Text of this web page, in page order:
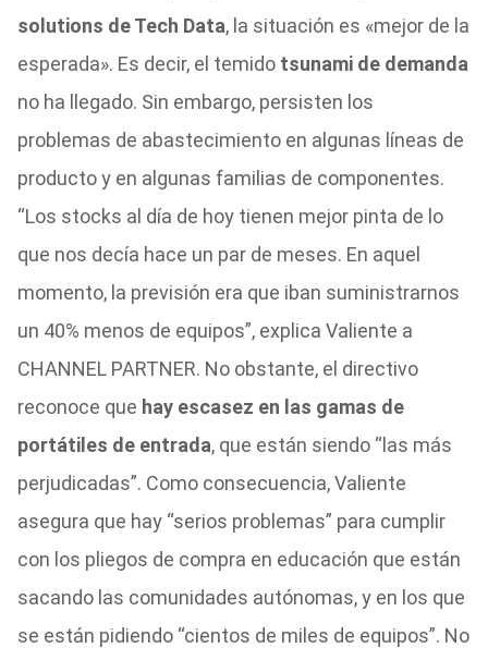
solutions de Tech Data, la situación es «mejor de la
esperada». Es decir, el temido tsunami de demanda
no ha llegado. Sin embargo, persisten los
problemas de abastecimiento en algunas líneas de
producto y en algunas familias de componentes.
“Los stocks al día de hoy tienen mejor pinta de lo
que nos decía hace un par de meses. En aquel
momento, la previsión era que iban suministrarnos
un 40% menos de equipos”, explica Valiente a
CHANNEL PARTNER. No obstante, el directivo
reconoce que hay escasez en las gamas de
portátiles de entrada, que están siendo “las más
perjudicadas”. Como consecuencia, Valiente
asegura que hay “serios problemas” para cumplir
con los pliegos de compra en educación que están
sacando las comunidades autónomas, y en los que
se están pidiendo “cientos de miles de equipos”. No